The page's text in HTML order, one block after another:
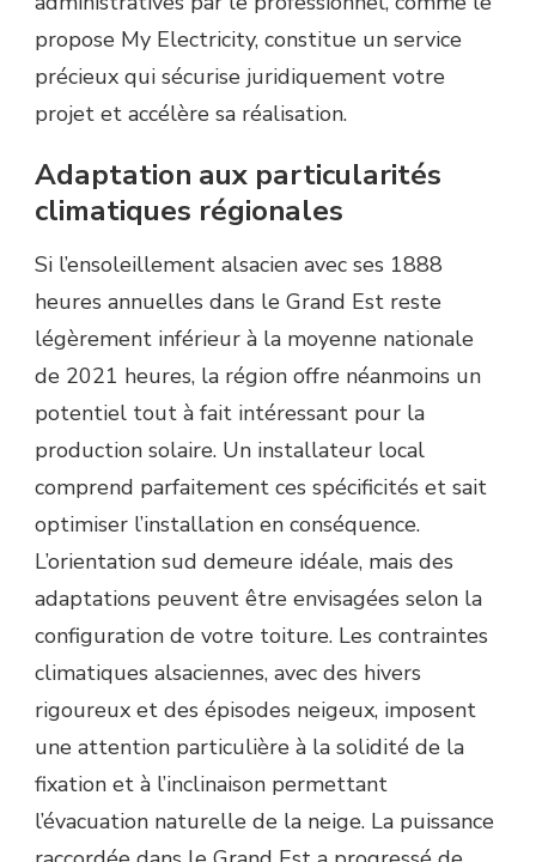
propose My Electricity, constitue un service
précieux qui sécurise juridiquement votre
projet et accélère sa réalisation.
Adaptation aux particularités
climatiques régionales
Si l’ensoleillement alsacien avec ses 1888
heures annuelles dans le Grand Est reste
légèrement inférieur à la moyenne nationale
de 2021 heures, la région offre néanmoins un
potentiel tout à fait intéressant pour la
production solaire. Un installateur local
comprend parfaitement ces spécificités et sait
optimiser l’installation en conséquence.
L’orientation sud demeure idéale, mais des
adaptations peuvent être envisagées selon la
configuration de votre toiture. Les contraintes
climatiques alsaciennes, avec des hivers
rigoureux et des épisodes neigeux, imposent
une attention particulière à la solidité de la
fixation et à l’inclinaison permettant
l’évacuation naturelle de la neige. La puissance